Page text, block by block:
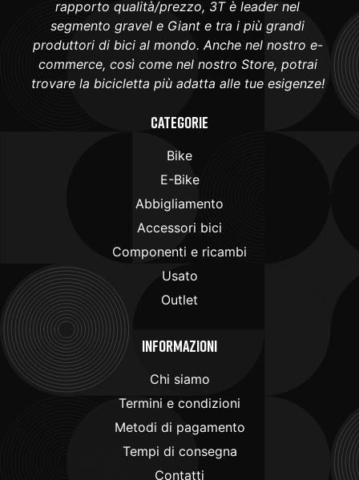
rapporto qualità/prezzo, 3T è leader nel
segmento gravel e Giant e tra i più grandi
produttori di bici al mondo. Anche nel nostro e-
commerce, così come nel nostro Store, potrai
trovare la bicicletta più adatta alle tue esigenze!
Categorie
Bike
E-Bike
Abbigliamento
Accessori bici
Componenti e ricambi
Usato
Outlet
Informazioni
Chi siamo
Termini e condizioni
Metodi di pagamento
Tempi di consegna
Contatti